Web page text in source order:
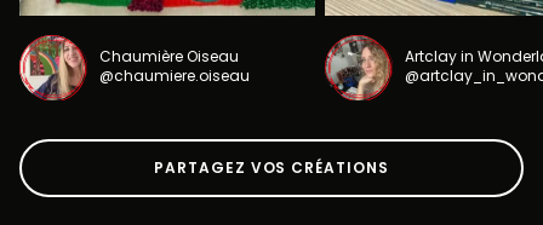
Chaumière Oiseau
@chaumiere.oiseau
Artclay in
PARTAGEZ VOS CRÉATIONS